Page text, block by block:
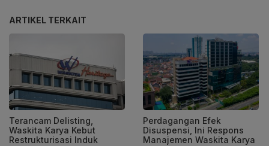
ARTIKEL TERKAIT
Terancam Delisting,
Waskita Karya Kebut
Restrukturisasi Induk
Perdagangan Efek
Disuspensi, Ini Respons
Manajemen Waskita Karya